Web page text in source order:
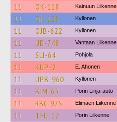
11 OK-118 Kainuun Liikenne
11 OK-125 Kyllonen
11 OJB-622 Kyllonen
11 UD-748 Vantaan Liikenne
11 SLI-64 Pohjola
11 KUP-2 E. Ahonen
11 UPB-960 Kyllonen
11 BJM-65 Porin Linja-auto
11 RBC-975 Elimäen Liikenne
11 TFU-12 Porin Liikenne